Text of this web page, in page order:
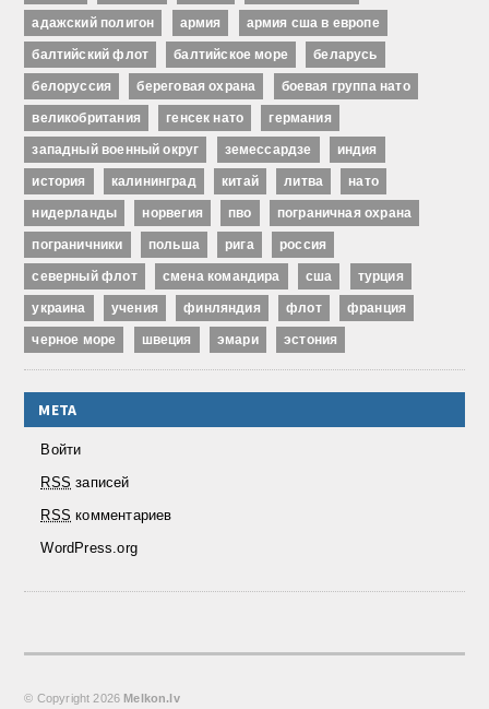
адажский полигон армия армия сша в европе
балтийский флот балтийское море беларусь
белоруссия береговая охрана боевая группа нато
великобритания генсек нато германия
западный военный округ земессардзе индия
история калининград китай литва нато
нидерланды норвегия пво пограничная охрана
пограничники польша рига россия
северный флот смена командира сша турция
украина учения финляндия флот франция
черное море швеция эмари эстония
МЕТА
Войти
RSS записей
RSS комментариев
WordPress.org
© Copyright 2026 Melkon.lv